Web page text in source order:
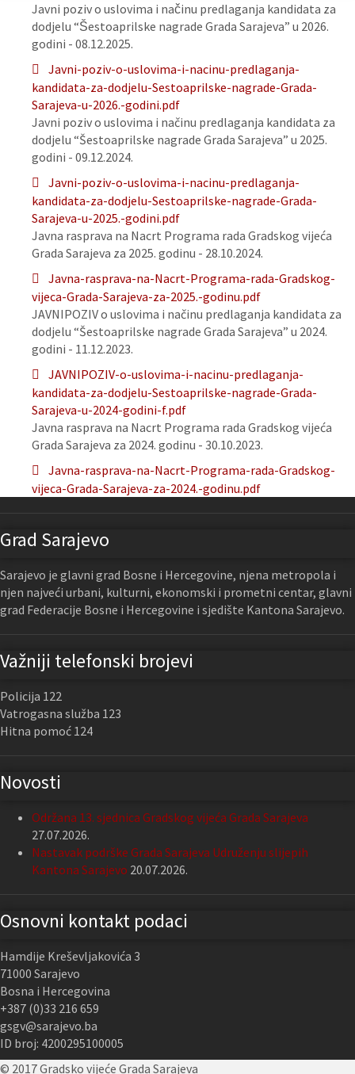
Javni poziv o uslovima i načinu predlaganja kandidata za
dodjelu “Šestoaprilske nagrade Grada Sarajeva” u 2026.
godini - 08.12.2025.
Javni-poziv-o-uslovima-i-nacinu-predlaganja-
kandidata-za-dodjelu-Sestoaprilske-nagrade-Grada-
Sarajeva-u-2026.-godini.pdf
Javni poziv o uslovima i načinu predlaganja kandidata za
dodjelu “Šestoaprilske nagrade Grada Sarajeva” u 2025.
godini - 09.12.2024.
Javni-poziv-o-uslovima-i-nacinu-predlaganja-
kandidata-za-dodjelu-Sestoaprilske-nagrade-Grada-
Sarajeva-u-2025.-godini.pdf
Javna rasprava na Nacrt Programa rada Gradskog vijeća
Grada Sarajeva za 2025. godinu - 28.10.2024.
Javna-rasprava-na-Nacrt-Programa-rada-Gradskog-
vijeca-Grada-Sarajeva-za-2025.-godinu.pdf
JAVNIPOZIV o uslovima i načinu predlaganja kandidata za
dodjelu “Šestoaprilske nagrade Grada Sarajeva” u 2024.
godini - 11.12.2023.
JAVNIPOZIV-o-uslovima-i-nacinu-predlaganja-
kandidata-za-dodjelu-Sestoaprilske-nagrade-Grada-
Sarajeva-u-2024-godini-f.pdf
Javna rasprava na Nacrt Programa rada Gradskog vijeća
Grada Sarajeva za 2024. godinu - 30.10.2023.
Javna-rasprava-na-Nacrt-Programa-rada-Gradskog-
vijeca-Grada-Sarajeva-za-2024.-godinu.pdf
Grad Sarajevo
Sarajevo je glavni grad Bosne i Hercegovine, njena metropola i
njen najveći urbani, kulturni, ekonomski i prometni centar, glavni
grad Federacije Bosne i Hercegovine i sjedište Kantona Sarajevo.
Važniji telefonski brojevi
Policija 122
Vatrogasna služba 123
Hitna pomoć 124
Novosti
Održana 13. sjednica Gradskog vijeća Grada Sarajeva
27.07.2026.
Nastavak podrške Grada Sarajeva Udruženju slijepih
Kantona Sarajevo 20.07.2026.
Osnovni kontakt podaci
Hamdije Kreševljakovića 3
71000 Sarajevo
Bosna i Hercegovina
+387 (0)33 216 659
gsgv@sarajevo.ba
ID broj: 4200295100005
© 2017 Gradsko vijeće Grada Sarajeva